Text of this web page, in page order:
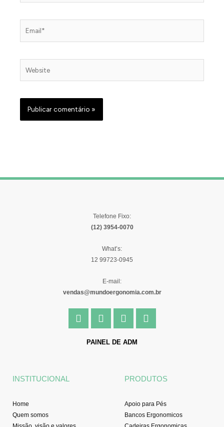
Telefone Fixo:
(12) 3954-0070
What’s:
12 99723-0945
E-mail:
vendas@mundoergonomia.com.br
F
a
I
n
t
Y
o
t
e
L
i
n
PAINEL DE ADM
INSTITUCIONAL
Home
Quem somos
PRODUTOS
Apoio para Pés
Bancos Ergonomicos